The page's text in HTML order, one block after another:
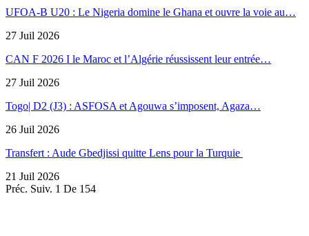
UFOA-B U20 : Le Nigeria domine le Ghana et ouvre la voie au…
27 Juil 2026
CAN F 2026 I le Maroc et l’Algérie réussissent leur entrée…
27 Juil 2026
Togo| D2 (J3) : ASFOSA et Agouwa s’imposent, Agaza…
26 Juil 2026
Transfert : Aude Gbedjissi quitte Lens pour la Turquie
21 Juil 2026
Préc. Suiv. 1 De 154